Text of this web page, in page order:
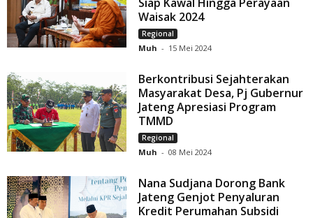
Waisak 2024
Regional
Muh - 15 Mei 2024
Berkontribusi Sejahterakan
Masyarakat Desa, Pj Gubernur
Jateng Apresiasi Program
TMMD
Regional
Muh - 08 Mei 2024
Nana Sudjana Dorong Bank
Jateng Genjot Penyaluran
Kredit Perumahan Subsidi